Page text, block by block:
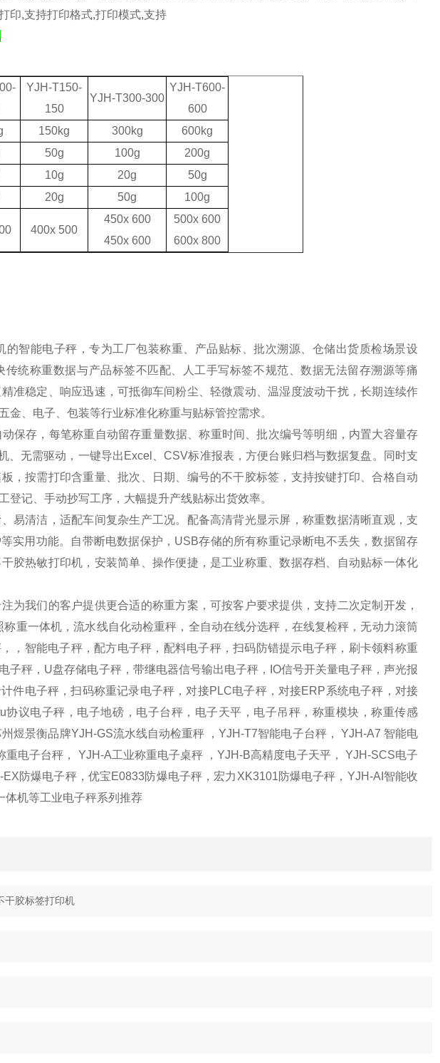
印,支持打印格式,打印模式,支持
YJH-T150-
150
YJH-T300-300
YJH-T600-
600
150kg 300kg
600kg
50g 100g
200g
10g 20g
50g
20g 50g
100g
400x 500
450x 600
450x 600
500x 600
600x 800
智能电子秤，专为工厂包装称重、产品贴标、批次溯源、仓储出货质检场景设
统称重数据与产品标签不匹配、人工手写标签不规范、数据无法留存溯源等痛
准稳定、响应迅速，可抵御车间粉尘、轻微震动、温湿度波动干扰，长期连续作
、电子、包装等行业标准化称重与贴标管控需求。
保存，每笔称重自动留存重量数据、称重时间、批次编号等明细，内置大容量存
、无需驱动，一键导出Excel、CSV标准报表，方便台账归档与数据复盘。同时支
，按需打印含重量、批次、日期、编号的不干胶标签，支持按键打印、合格自动
记、手动抄写工序，大幅提升产线贴标出货效率。
易清洁，适配车间复杂生产工况。配备高清背光显示屏，称重数据清晰直观，支
实用功能。自带断电数据保护，USB存储的所有称重记录断电不丢失，数据留存
胶热敏打印机，安装简单、操作便捷，是工业称重、数据存档、自动贴标一体化
为我们的客户提供更合适的称重方案，可按客户要求提供，支持二次定制开发，
重一体机，流水线自化动检重秤，全自动在线分选秤，在线复检秤，无动力滚筒
，智能电子秤，配方电子秤，配料电子秤，扫码防错提示电子秤，刷卡领料称重
子秤，U盘存储电子秤，带继电器信号输出电子秤，IO信号开关量电子秤，声光报
件电子秤，扫码称重记录电子秤，对接PLC电子秤，对接ERP系统电子秤，对接
协议电子秤，电子地磅，电子台秤，电子天平，电子吊秤，称重模块，称重传感
煜景衡品牌YJH-GS流水线自动检重秤 ，YJH-T7智能电子台秤， YJH-A7 智能电
电子台秤， YJH-A工业称重电子桌秤 ，YJH-B高精度电子天平， YJH-SCS电子
防爆电子秤，优宝E0833防爆电子秤，宏力XK3101防爆电子秤，YJH-AI智能收
体机等工业电子秤系列推荐